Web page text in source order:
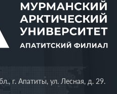
г. Апатиты, ул. Лесная, д. 29.